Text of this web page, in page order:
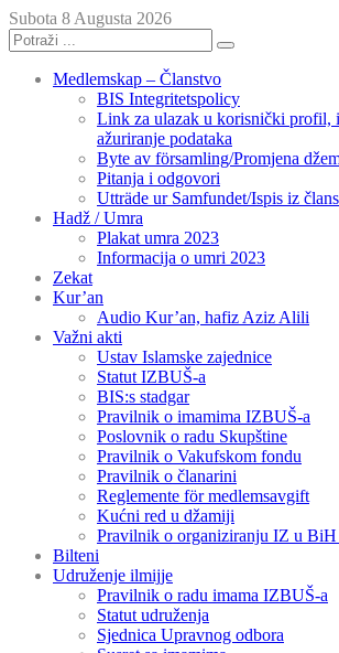
Subota 8 Augusta 2026
Medlemskap – Članstvo
BIS Integritetspolicy
Link za ulazak u korisnički profil,
ažuriranje podataka
Byte av församling/Promjena
Pitanja i odgovori
Utträde ur Samfundet/Ispis iz
Hadž / Umra
Plakat umra 2023
Informacija o umri 2023
Zekat
Kur’an
Audio Kur’an, hafiz Aziz Alili
Važni akti
Ustav Islamske zajednice
Statut IZBUŠ-a
BIS:s stadgar
Pravilnik o imamima IZBUŠ-a
Poslovnik o radu Skupštine
Pravilnik o Vakufskom fondu
Pravilnik o članarini
Reglemente för medlemsavgift
Kućni red u džamiji
Pravilnik o organiziranju IZ u BiH
Bilteni
Udruženje ilmijje
Pravilnik o radu imama IZBUŠ-a
Statut udruženja
Sjednica Upravnog odbora